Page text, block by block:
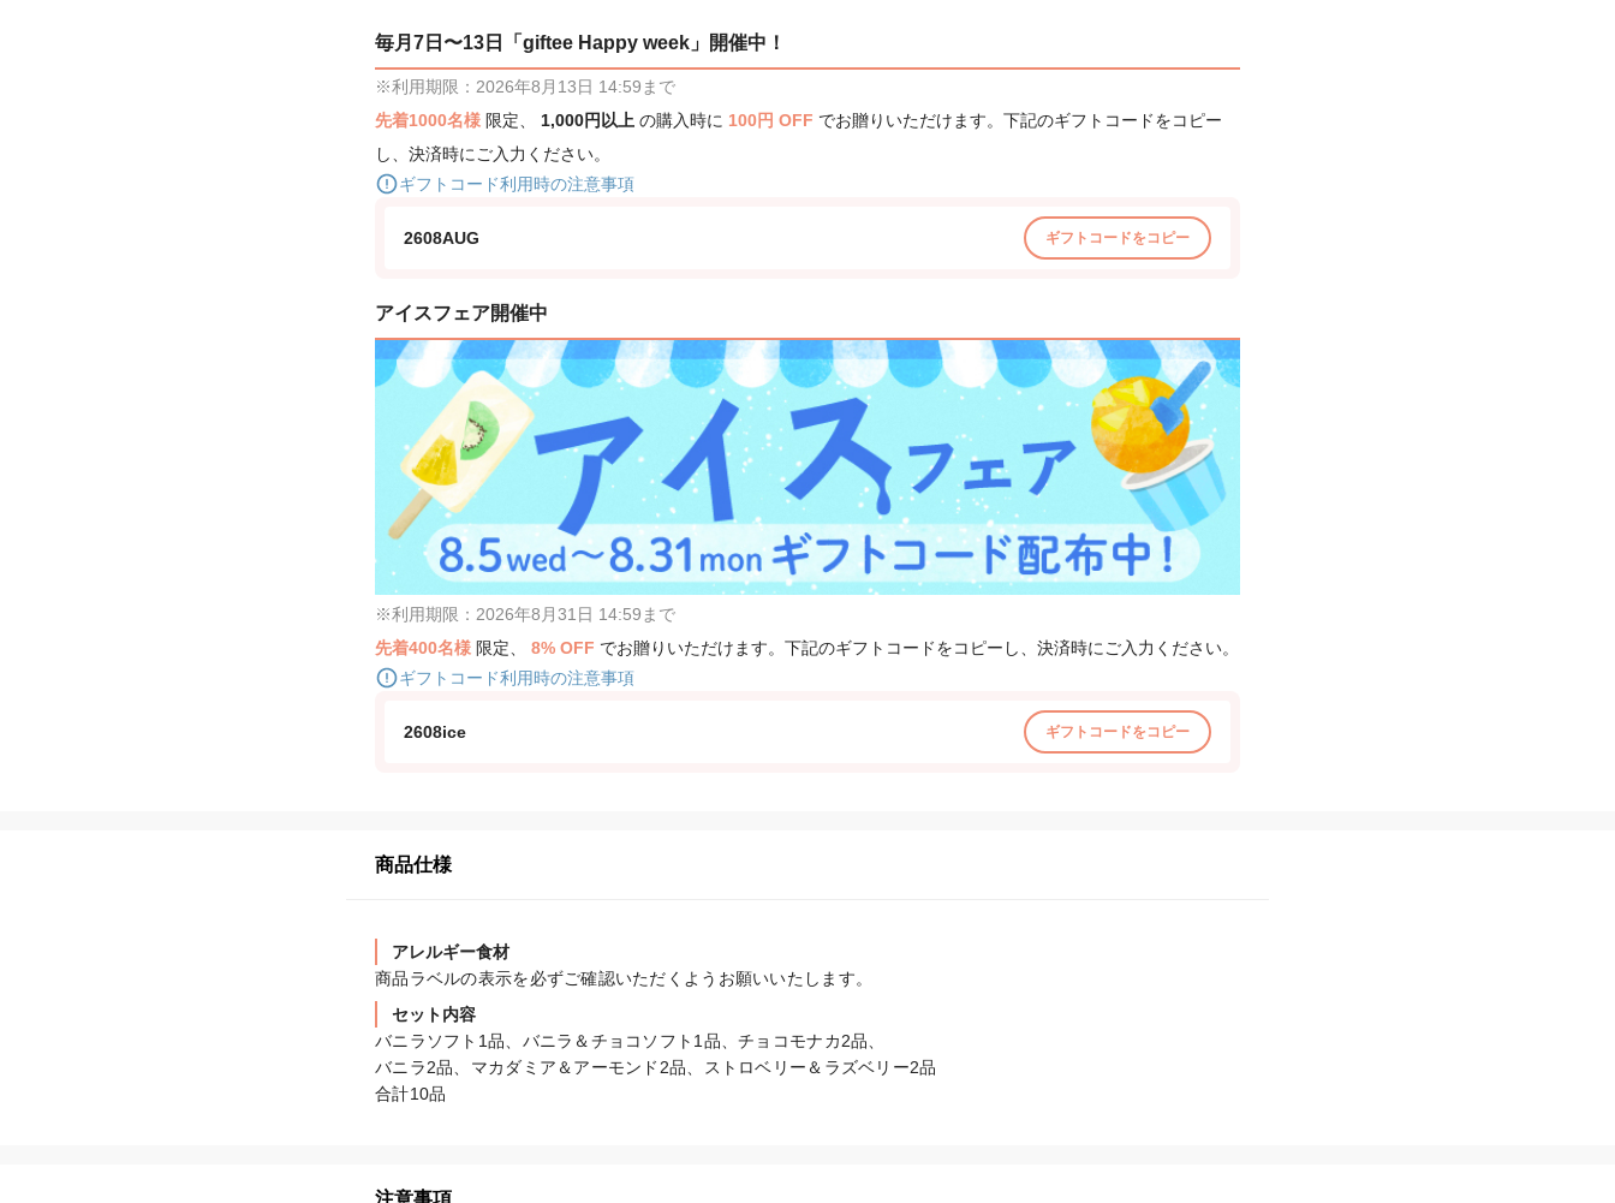
毎月7日〜13日「giftee Happy week」開催中！
※利用期限：2026年8月13日 14:59まで
先着1000名様 限定、 1,000円以上 の購入時に 100円 OFF でお贈りいただけます。下記のギフトコードをコピー
し、決済時にご入力ください。
ギフトコード利用時の注意事項
2608AUG ギフトコードをコピー
アイスフェア開催中
※利用期限：2026年8月31日 14:59まで
先着400名様 限定、 8% OFF でお贈りいただけます。下記のギフトコードをコピーし、決済時にご入力ください。
ギフトコード利用時の注意事項
2608ice ギフトコードをコピー
商品仕様
アレルギー食材
商品ラベルの表示を必ずご確認いただくようお願いいたします。
セット内容
バニラソフト1品、バニラ＆チョコソフト1品、チョコモナカ2品、
バニラ2品、マカダミア＆アーモンド2品、ストロベリー＆ラズベリー2品
合計10品
注意事項